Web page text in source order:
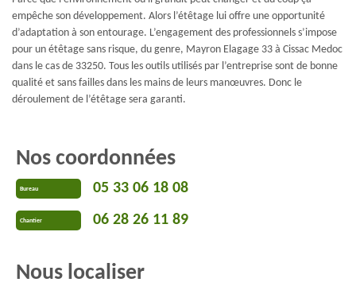
empêche son développement. Alors l’étêtage lui offre une opportunité
d’adaptation à son entourage. L’engagement des professionnels s’impose
pour un étêtage sans risque, du genre, Mayron Elagage 33 à Cissac Medoc
dans le cas de 33250. Tous les outils utilisés par l’entreprise sont de bonne
qualité et sans failles dans les mains de leurs manœuvres. Donc le
déroulement de l’étêtage sera garanti.
Nos coordonnées
Bureau 05 33 06 18 08
Chantier 06 28 26 11 89
Nous localiser